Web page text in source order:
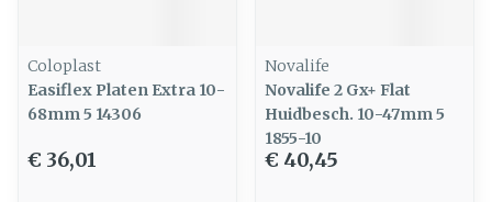
Coloplast
Easiflex Platen Extra 10-
68mm 5 14306
€ 36,01
Novalife
Novalife 2 Gx+ Flat
Huidbesch. 10-47mm 5
1855-10
€ 40,45